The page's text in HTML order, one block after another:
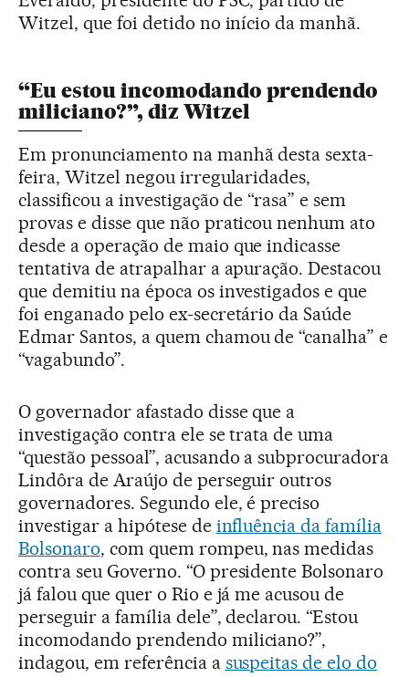
Witzel, que foi detido no início da manhã.
“Eu estou incomodando prendendo
miliciano?”, diz Witzel
Em pronunciamento na manhã desta sexta-
feira, Witzel negou irregularidades,
classificou a investigação de “rasa” e sem
provas e disse que não praticou nenhum ato
desde a operação de maio que indicasse
tentativa de atrapalhar a apuração. Destacou
que demitiu na época os investigados e que
foi enganado pelo ex-secretário da Saúde
Edmar Santos, a quem chamou de “canalha” e
“vagabundo”.
O governador afastado disse que a
investigação contra ele se trata de uma
“questão pessoal”, acusando a subprocuradora
Lindôra de Araújo de perseguir outros
governadores. Segundo ele, é preciso
investigar a hipótese de influência da família
Bolsonaro, com quem rompeu, nas medidas
contra seu Governo. “O presidente Bolsonaro
já falou que quer o Rio e já me acusou de
perseguir a família dele”, declarou. “Estou
incomodando prendendo miliciano?”,
indagou, em referência a suspeitas de elo do